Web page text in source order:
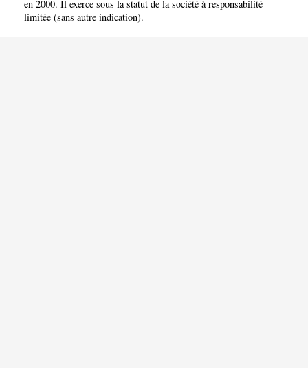
en 2000. Il exerce sous la statut de la société à responsabilité
limitée (sans autre indication).